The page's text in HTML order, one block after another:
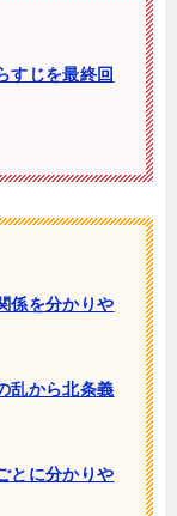
すじを最終回
係を分かりや
乱から北条義
とに分かりや